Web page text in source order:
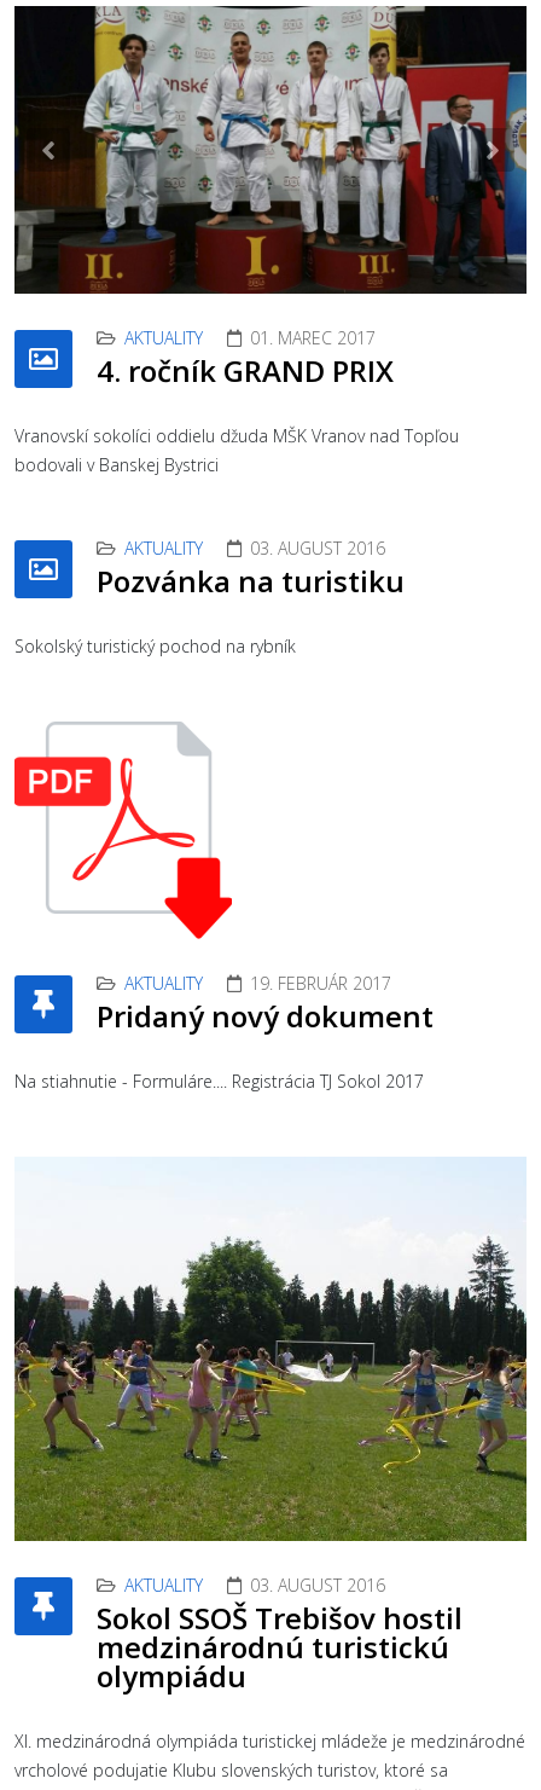
Previous
AKTUALITY 01. MAREC 2017
4. ročník GRAND PRIX
Vranovskí sokolíci oddielu džuda MŠK Vranov nad Topľou
bodovali v Banskej Bystrici
AKTUALITY 03. AUGUST 2016
Pozvánka na turistiku
Sokolský turistický pochod na rybník
AKTUALITY 19. FEBRUÁR 2017
Pridaný nový dokument
Na stiahnutie - Formuláre.... Registrácia TJ Sokol 2017
AKTUALITY 03. AUGUST 2016
Sokol SSOŠ Trebišov hostil
medzinárodnú turistickú
olympiádu
XI. medzinárodná olympiáda turistickej mládeže je medzinárodné
vrcholové podujatie Klubu slovenských turistov, ktoré sa